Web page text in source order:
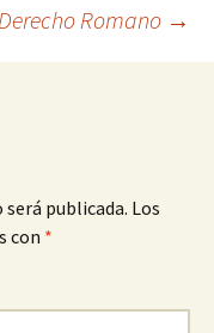
Romano →
publicada. Los
con *